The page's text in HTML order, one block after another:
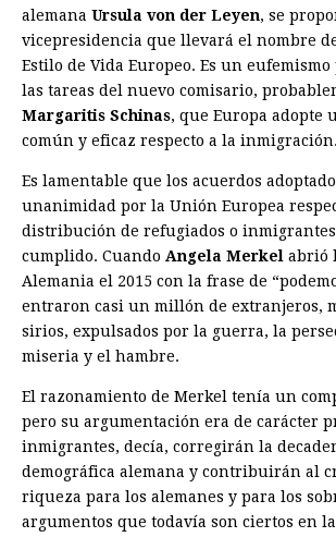
alemana Ursula von der Leyen, se
vicepresidencia que llevará el nombre
Estilo de Vida Europeo. Es un
las tareas del nuevo comisario,
Margaritis Schinas, que Europa adopte
común y eficaz respecto a la inmigración.
Es lamentable que los acuerdos
unanimidad por la Unión Europea
distribución de refugiados o
cumplido. Cuando Angela Merkel abrió
Alemania el 2015 con la frase de
entraron casi un millón de extranjeros,
sirios, expulsados por la guerra, la
miseria y el hambre.
El razonamiento de Merkel tenía un
pero su argumentación era de carácter
inmigrantes, decía, corregirán la
demográfica alemana y contribuirán al
riqueza para los alemanes y para los
argumentos que todavía son ciertos en